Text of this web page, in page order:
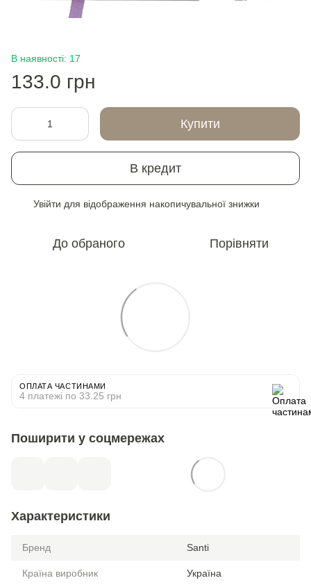
В наявності: 17
133.0 грн
Купити
В кредит
Увійти для відображення накопичувальної знижки
До обраного Порівняти
ОПЛАТА ЧАСТИНАМИ
4 платежі по 33.25 грн
Поширити у соцмережах
Характеристики
Бренд Santi
Країна виробник Україна